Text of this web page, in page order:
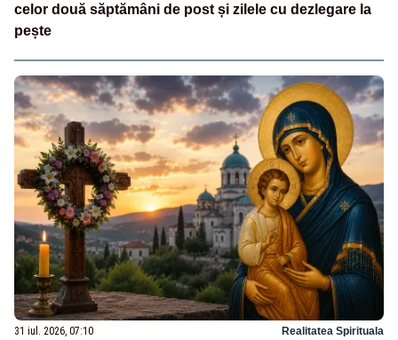
celor două săptămâni de post și zilele cu dezlegare la
pește
31 iul. 2026, 07:10 Realitatea Spirituala